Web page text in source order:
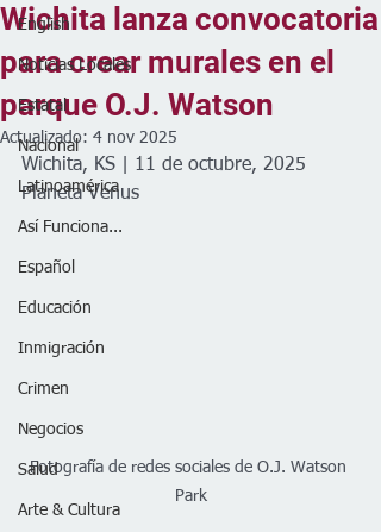
English
Noticias Locales
Estatal
Nacional
Latinoamérica
Así Funciona...
Español
Educación
Inmigración
Crimen
Negocios
Salud
Arte & Cultura
Wichita lanza convocatoria
para crear murales en el
parque O.J. Watson
Actualizado: 4 nov 2025
Wichita, KS | 11 de octubre, 2025
Planeta Venus
Fotografía de redes sociales de O.J. Watson
Park